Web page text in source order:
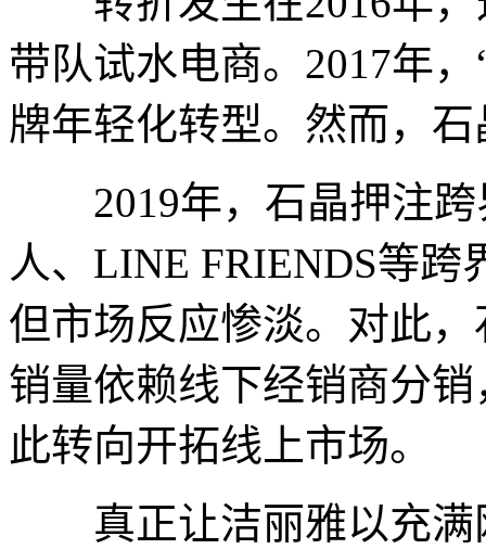
带队试水电商。2017年
牌年轻化转型。然而，
2019年，石晶押注跨
人、LINE FRIENDS等
但市场反应惨淡。对此
销量依赖线下经销商分
此转向开拓线上市场。
真正让洁丽雅以充满